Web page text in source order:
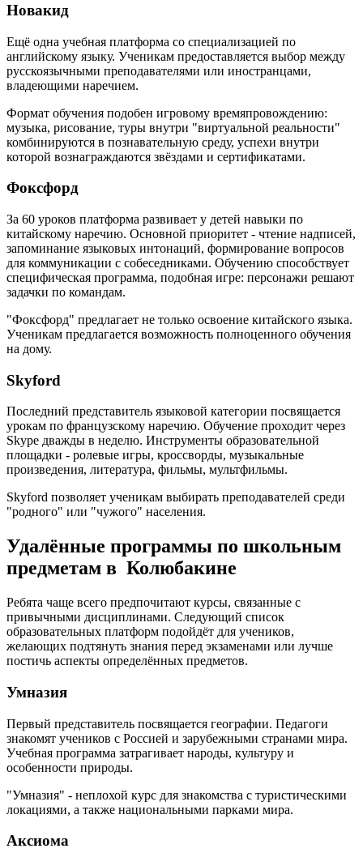
Новакид
Ещё одна учебная платформа со специализацией по
английскому языку. Ученикам предоставляется выбор между
русскоязычными преподавателями или иностранцами,
владеющими наречием.
Формат обучения подобен игровому времяпровождению:
музыка, рисование, туры внутри "виртуальной реальности"
комбинируются в познавательную среду, успехи внутри
которой вознаграждаются звёздами и сертификатами.
Фоксфорд
За 60 уроков платформа развивает у детей навыки по
китайскому наречию. Основной приоритет - чтение надписей,
запоминание языковых интонаций, формирование вопросов
для коммуникации с собеседниками. Обучению способствует
специфическая программа, подобная игре: персонажи решают
задачки по командам.
"Фоксфорд" предлагает не только освоение китайского языка.
Ученикам предлагается возможность полноценного обучения
на дому.
Skyford
Последний представитель языковой категории посвящается
урокам по французскому наречию. Обучение проходит через
Skype дважды в неделю. Инструменты образовательной
площадки - ролевые игры, кроссворды, музыкальные
произведения, литература, фильмы, мультфильмы.
Skyford позволяет ученикам выбирать преподавателей среди
"родного" или "чужого" населения.
Удалённые программы по школьным
предметам в Колюбакине
Ребята чаще всего предпочитают курсы, связанные с
привычными дисциплинами. Следующий список
образовательных платформ подойдёт для учеников,
желающих подтянуть знания перед экзаменами или лучше
постичь аспекты определённых предметов.
Умназия
Первый представитель посвящается географии. Педагоги
знакомят учеников с Россией и зарубежными странами мира.
Учебная программа затрагивает народы, культуру и
особенности природы.
"Умназия" - неплохой курс для знакомства с туристическими
локациями, а также национальными парками мира.
Аксиома